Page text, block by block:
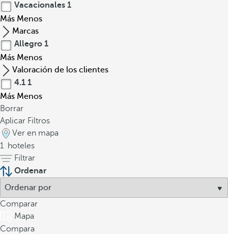
Vacacionales 1
Más Menos
Marcas
Allegro 1
Más Menos
Valoración de los clientes
4.1 1
Más Menos
Borrar
Aplicar Filtros
Ver en mapa
1 hoteles
Filtrar
Ordenar
Comparar
Mapa
Compara